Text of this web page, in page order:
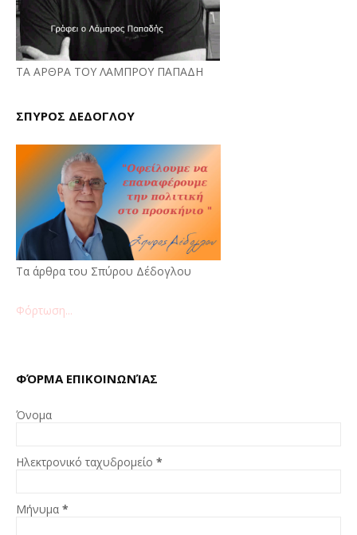
ΤΑ ΑΡΘΡΑ ΤΟΥ ΛΑΜΠΡΟΥ ΠΑΠΑΔΗ
ΣΠΥΡΟΣ ΔΕΔΟΓΛΟΥ
Τα άρθρα του Σπύρου Δέδογλου
Φόρτωση...
ΦΌΡΜΑ ΕΠΙΚΟΙΝΩΝΊΑΣ
Όνομα
Ηλεκτρονικό ταχυδρομείο *
Μήνυμα *